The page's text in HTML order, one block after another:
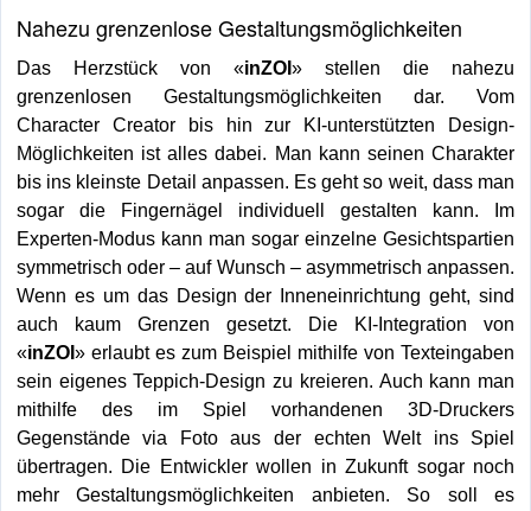
Nahezu grenzenlose Gestaltungsmöglichkeiten
Das Herzstück von «inZOI» stellen die nahezu
grenzenlosen Gestaltungsmöglichkeiten dar. Vom
Character Creator bis hin zur KI-unterstützten Design-
Möglichkeiten ist alles dabei. Man kann seinen Charakter
bis ins kleinste Detail anpassen. Es geht so weit, dass man
sogar die Fingernägel individuell gestalten kann. Im
Experten-Modus kann man sogar einzelne Gesichtspartien
symmetrisch oder – auf Wunsch – asymmetrisch anpassen.
Wenn es um das Design der Inneneinrichtung geht, sind
auch kaum Grenzen gesetzt. Die KI-Integration von
«inZOI» erlaubt es zum Beispiel mithilfe von Texteingaben
sein eigenes Teppich-Design zu kreieren. Auch kann man
mithilfe des im Spiel vorhandenen 3D-Druckers
Gegenstände via Foto aus der echten Welt ins Spiel
übertragen. Die Entwickler wollen in Zukunft sogar noch
mehr Gestaltungsmöglichkeiten anbieten. So soll es